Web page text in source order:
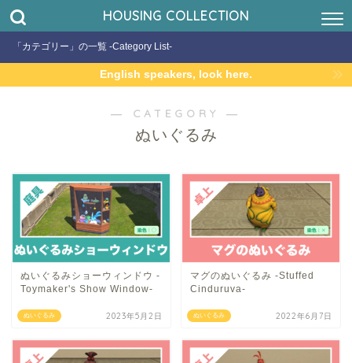
HOUSING COLLECTION
「カテゴリー」の一覧 -Category List-
English speakers, look here.
― CATEGORY ―
ぬいぐるみ
ぬいぐるみ
ぬいぐるみショーウィンドウ -
Toymaker's Show Window-
2023年5月2日 ぬいぐるみ
マグのぬいぐるみ -Stuffed
Cinduruva-
2022年6月7日